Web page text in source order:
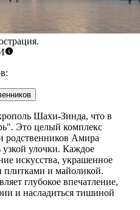
Шахи-Зинда, что в
Это целый комплекс
родственников Амира
улочки. Каждое
искусства, украшенное
плитками и майоликой.
глубокое впечатление,
и насладиться тишиной